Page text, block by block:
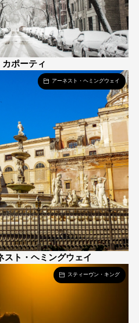
ポーティ
アーネスト・ヘミングウェイ
スト・ヘミングウェイ
スティーヴン・キング